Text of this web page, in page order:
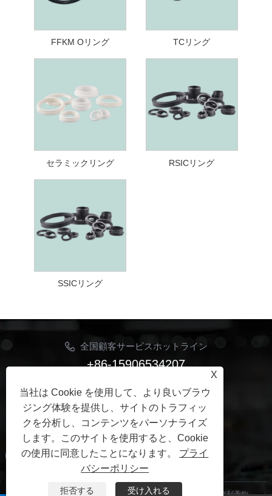
FFKM Oリング TCリング
セラミックリング RSICリング
SSICリング
全国顧客サービスホットライン
+86-15906534207
Eメール
Jhon@ymbestseal.com
フォローする
著作権 © 2025 寧波ベストシーリングシール有限公司すべての権利予約。
X
当社は Cookie を使用して、より良いブラウ
ジング体験を提供し、サイトのトラフィッ
クを分析し、コンテンツをパーソナライズ
します。このサイトを使用すると、Cookie
の使用に同意したことになります。 プライ
バシーポリシー
拒否する 受け入れる